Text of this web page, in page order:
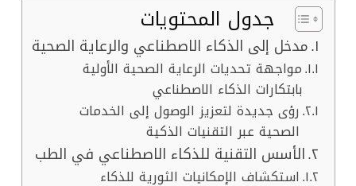
جدول المحتويات
مدخل إلى الذكاء الاصطناعي والرعاية الصحية
مواجهة تحديات الرعاية الصحية الأولية
بابتكارات الذكاء الاصطناعي
رؤى جديدة لتعزيز الوصول إلى الخدمات
الصحية عبر التقنيات الذكية
الأسس التقنية للذكاء الاصطناعي في الطب
استكشاف الإمكانيات الثورية للذكاء